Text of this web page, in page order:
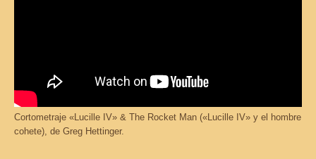
Cortometraje «Lucille IV» & The Rocket Man («Lucille IV» y el hombre
cohete), de Greg Hettinger.